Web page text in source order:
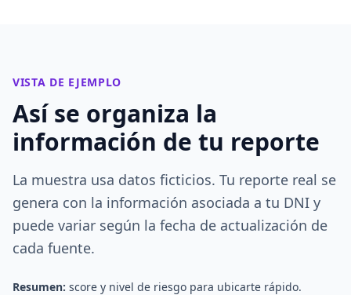
VISTA DE EJEMPLO
Así se organiza la
información de tu reporte
La muestra usa datos ficticios. Tu reporte real se
genera con la información asociada a tu DNI y
puede variar según la fecha de actualización de
cada fuente.
Resumen: score y nivel de riesgo para ubicarte rápido.